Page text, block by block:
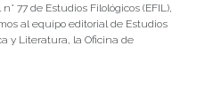
77 de Estudios Filológicos (EFIL),
al equipo editorial de Estudios
y Literatura, la Oficina de